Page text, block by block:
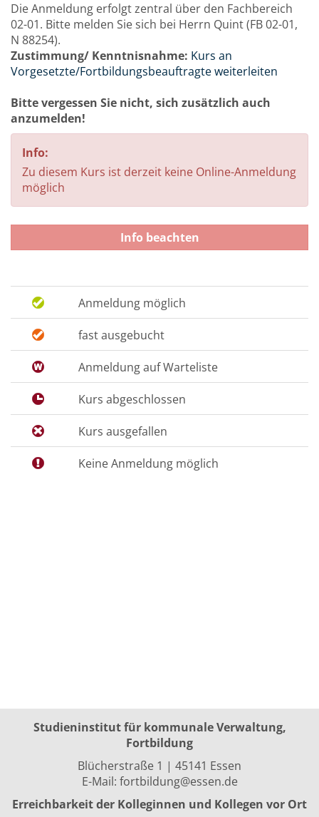
Die Anmeldung erfolgt zentral über den Fachbereich
02-01. Bitte melden Sie sich bei Herrn Quint (FB 02-01,
N 88254).
Zustimmung/ Kenntnisnahme: Kurs an
Vorgesetzte/Fortbildungsbeauftragte weiterleiten
Bitte vergessen Sie nicht, sich zusätzlich auch
anzumelden!
Info:
Zu diesem Kurs ist derzeit keine Online-Anmeldung
möglich
Info beachten
Anmeldung möglich
fast ausgebucht
Anmeldung auf Warteliste
Kurs abgeschlossen
Kurs ausgefallen
Keine Anmeldung möglich
Studieninstitut für kommunale Verwaltung,
Fortbildung
Blücherstraße 1 | 45141 Essen
E-Mail: fortbildung@essen.de
Erreichbarkeit der Kolleginnen und Kollegen vor Ort